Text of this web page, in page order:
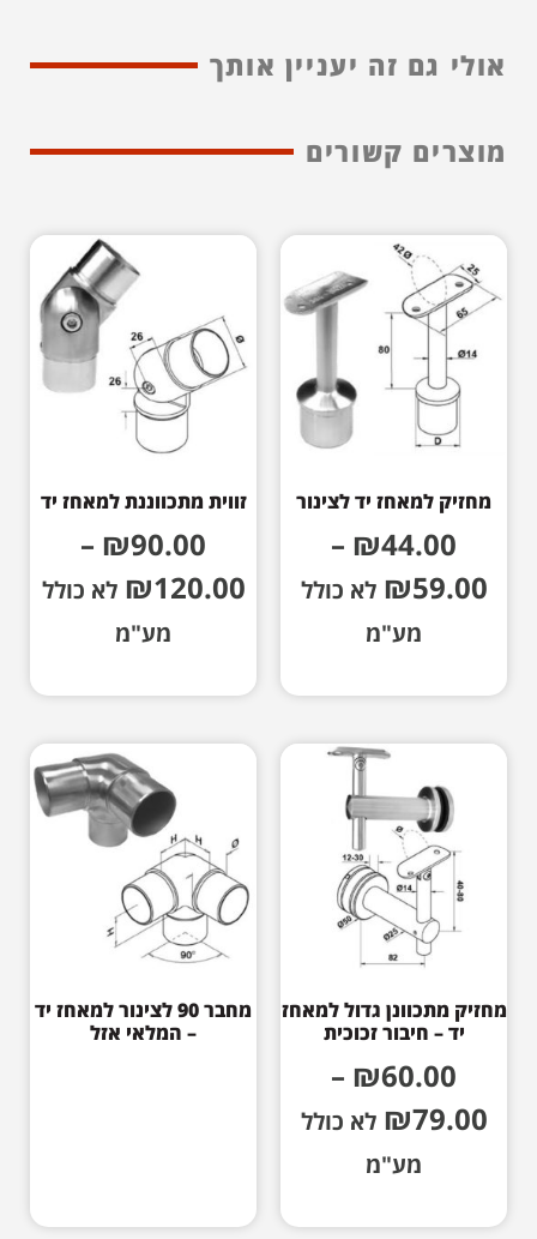
אולי גם זה יעניין אותך
מוצרים קשורים
מחזיק למאחז יד לצינור
₪44.00
–
₪59.00
לא כולל
מע"מ
זווית מתכווננת למאחז יד
₪90.00
–
₪120.00
לא כולל
מע"מ
מחזיק מתכוונן גדול למאחז
יד – חיבור זכוכית
₪60.00
–
₪79.00
לא כולל
מע"מ
מחבר 90 לצינור למאחז יד
– המלאי אזל